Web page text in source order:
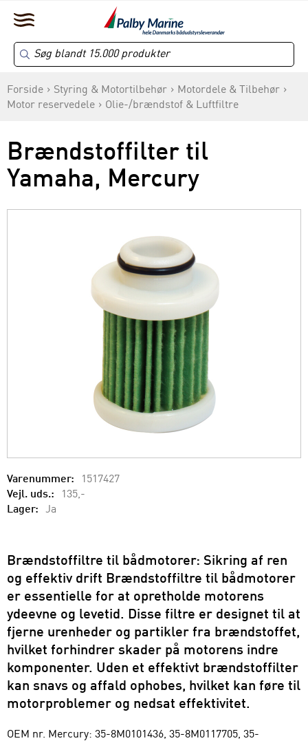
Forside Styring & Motortilbehør
Motordele & Tilbehør
Motor reservedele
Olie-/brændstof & Luftfiltre
Brændstoffilter til
Yamaha, Mercury
Varenummer:
1517427
Vejl. uds.:
135,-
Lager:
Ja
Brændstoffiltre til bådmotorer: Sikring af ren
og effektiv drift Brændstoffiltre til bådmotorer
er essentielle for at opretholde motorens
ydeevne og levetid. Disse filtre er designet til at
fjerne urenheder og partikler fra brændstoffet,
hvilket forhindrer skader på motorens indre
komponenter. Uden et effektivt brændstoffilter
kan snavs og affald ophobes, hvilket kan føre til
motorproblemer og nedsat effektivitet.
OEM nr. Mercury: 35-8M0101436, 35-8M0117705, 35-